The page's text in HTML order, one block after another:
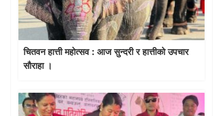
चितवन हात्ती महाेत्सव : आज सुन्दरी र हात्तीको उपचार
साैराहा ।